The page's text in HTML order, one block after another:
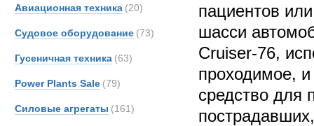
Авиационная техника (20)
Судовое оборудование (73)
Гусеничная техника (63)
Power Plants Sale (79)
Силовые агрегаты (161)
пациентов
шасси
Cruiser-76,
проходимое,
средство для